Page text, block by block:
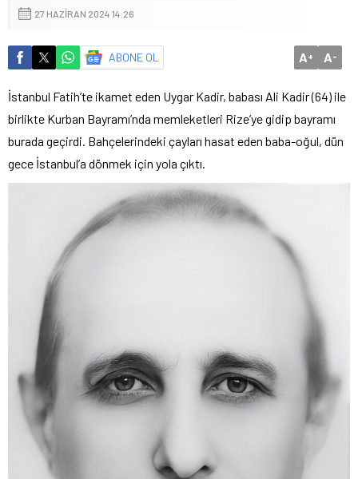
27 HAZIRAN 2024 14:26
ABONE OL A+ A-
İstanbul Fatih’te ikamet eden Uygar Kadir, babası Ali Kadir (64) ile
birlikte Kurban Bayramı’nda memleketleri Rize’ye gidip bayramı
burada geçirdi. Bahçelerindeki çayları hasat eden baba-oğul, dün
gece İstanbul’a dönmek için yola çıktı.